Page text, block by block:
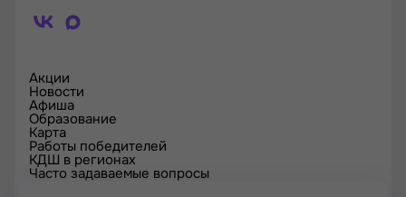
Акции
Новости
Афиша
Образование
Карта
Работы победителей
КДШ в регионах
Часто задаваемые вопросы
Проверка сертификата